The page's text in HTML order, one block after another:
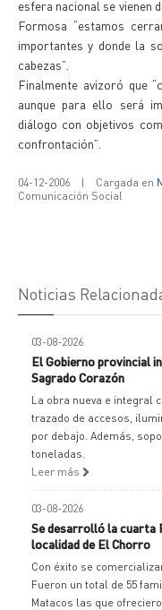
esfera nacional se vienen
Formosa “estamos
importantes y donde la
cabezas”.
Finalmente avizoró que
aunque para ello será
diálogo con objetivos
confrontación”.
04-12-2006 | Cargada en
Comunicación Social
Noticias
03-08-2026
El Gobierno provincial
Sagrado Corazón
La obra nueva e integral
trazado de accesos,
por debajo. Además,
toneladas.
Leer más
03-08-2026
Se desarrolló la cuarta
localidad de El Chorro
Con éxito se
Fueron un total de 55
Matacos las que